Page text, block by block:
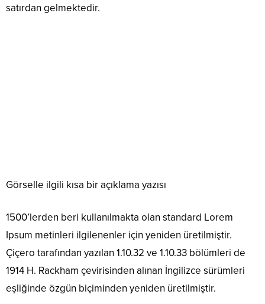
satırdan gelmektedir.
Görselle ilgili kısa bir açıklama yazısı
1500’lerden beri kullanılmakta olan standard Lorem
Ipsum metinleri ilgilenenler için yeniden üretilmiştir.
Çiçero tarafından yazılan 1.10.32 ve 1.10.33 bölümleri de
1914 H. Rackham çevirisinden alınan İngilizce sürümleri
eşliğinde özgün biçiminden yeniden üretilmiştir.